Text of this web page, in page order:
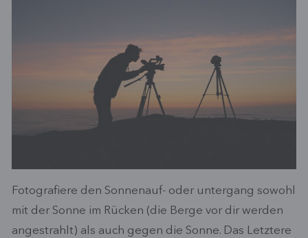
Fotografiere den Sonnenauf- oder untergang sowohl
mit der Sonne im Rücken (die Berge vor dir werden
angestrahlt) als auch gegen die Sonne. Das Letztere